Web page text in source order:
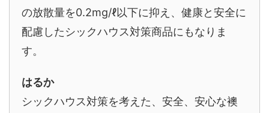
の放散量を0.2mg/ℓ以下に抑え、健康と安全に
配慮したシックハウス対策商品にもなりま
す。
はるか
シックハウス対策を考えた、安全、安心な襖